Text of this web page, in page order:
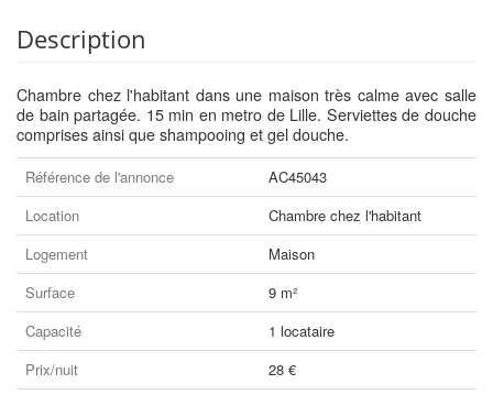
Description
Chambre chez l'habitant dans une maison très calme avec salle
de bain partagée. 15 min en metro de Lille. Serviettes de douche
comprises ainsi que shampooing et gel douche.
Référence de l'annonce
AC45043
Location
Chambre chez l'habitant
Logement
Maison
Surface
9 m²
Capacité
1 locataire
Prix/nuit
28 €